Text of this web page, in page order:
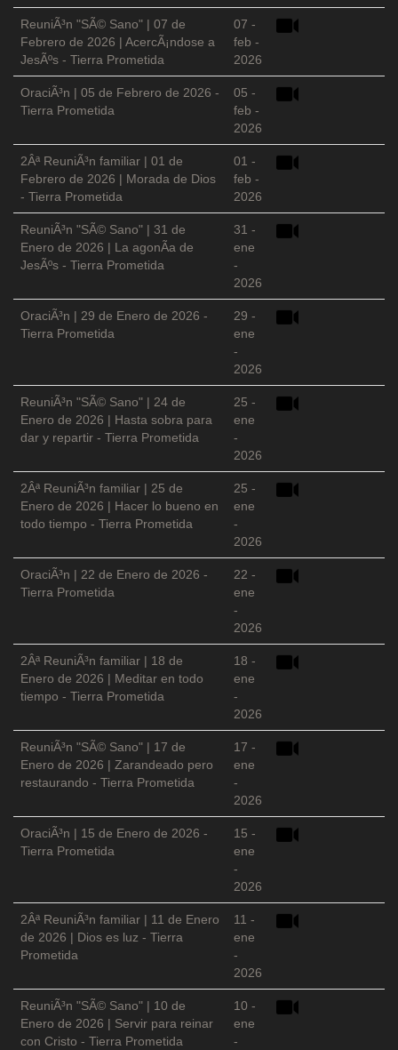
ReuniÃ³n "SÃ© Sano" | 07 de
Febrero de 2026 | AcercÃ¡ndose a
JesÃºs - Tierra Prometida
07 -
feb -
2026
OraciÃ³n | 05 de Febrero de 2026 -
Tierra Prometida
05 -
feb -
2026
2Âª ReuniÃ³n familiar | 01 de
Febrero de 2026 | Morada de Dios
- Tierra Prometida
01 -
feb -
2026
ReuniÃ³n "SÃ© Sano" | 31 de
Enero de 2026 | La agonÃ­a de
JesÃºs - Tierra Prometida
31 -
ene
-
2026
OraciÃ³n | 29 de Enero de 2026 -
Tierra Prometida
29 -
ene
-
2026
ReuniÃ³n "SÃ© Sano" | 24 de
Enero de 2026 | Hasta sobra para
dar y repartir - Tierra Prometida
25 -
ene
-
2026
2Âª ReuniÃ³n familiar | 25 de
Enero de 2026 | Hacer lo bueno en
todo tiempo - Tierra Prometida
25 -
ene
-
2026
OraciÃ³n | 22 de Enero de 2026 -
Tierra Prometida
22 -
ene
-
2026
2Âª ReuniÃ³n familiar | 18 de
Enero de 2026 | Meditar en todo
tiempo - Tierra Prometida
18 -
ene
-
2026
ReuniÃ³n "SÃ© Sano" | 17 de
Enero de 2026 | Zarandeado pero
restaurando - Tierra Prometida
17 -
ene
-
2026
OraciÃ³n | 15 de Enero de 2026 -
Tierra Prometida
15 -
ene
-
2026
2Âª ReuniÃ³n familiar | 11 de Enero
de 2026 | Dios es luz - Tierra
Prometida
11 -
ene
-
2026
ReuniÃ³n "SÃ© Sano" | 10 de
Enero de 2026 | Servir para reinar
con Cristo - Tierra Prometida
10 -
ene
-